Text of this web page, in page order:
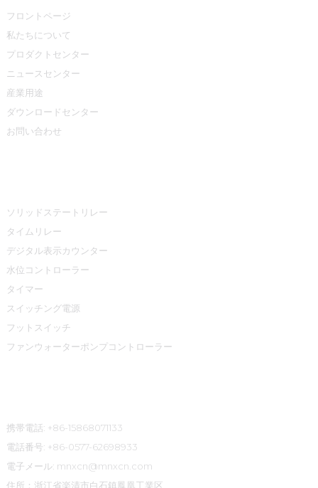
フロントページ
私たちについて
プロダクトセンター
ニュースセンター
産業用途
ダウンロードセンター
お問い合わせ
ソリッドステートリレー
タイムリレー
デジタル表示カウンター
水位コントローラー
タイマー
スイッチング電源
フットスイッチ
ファンウォーターポンプコントローラー
携帯電話: +86-15868071133
電話番号: +86-0577-62698933
電子メール: mnxcn@mnxcn.com
住所：浙江省楽清市白石鎮鳳凰工業区